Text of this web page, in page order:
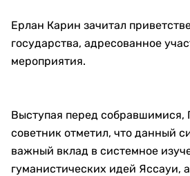
Ерлан Карин зачитал
государства, адресованное
мероприятия.
Выступая перед собравшимися,
советник отметил, что данный
важный вклад в системное
гуманистических идей Яссауи,